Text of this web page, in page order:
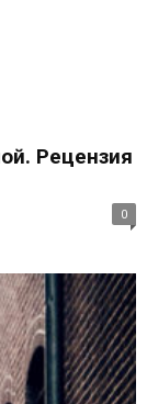
Рецензия
0